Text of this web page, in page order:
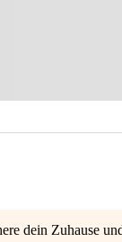
dein Zuhause